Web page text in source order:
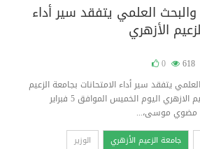
والبحث العلمي يتفقد سير أداء
الأزهري
618
0
يتفقد سير أداء الامتحانات بجامعة الزعيم
الأزهري*استقبلت جامعة الزعيم الازهري اليوم الخميس الموافق 5 فبراير
جامعة الزعيم الأزهري
الوزير